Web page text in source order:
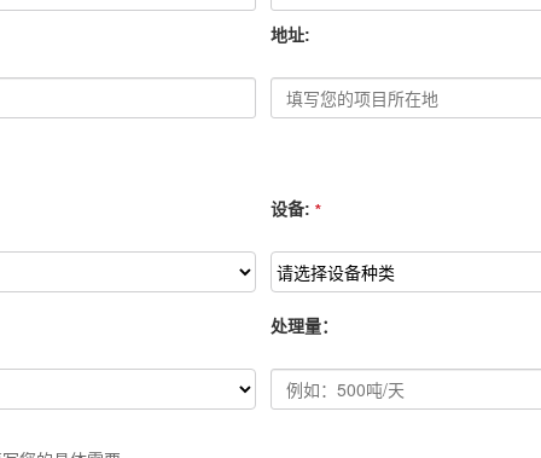
地址:
设备: *
处理量：